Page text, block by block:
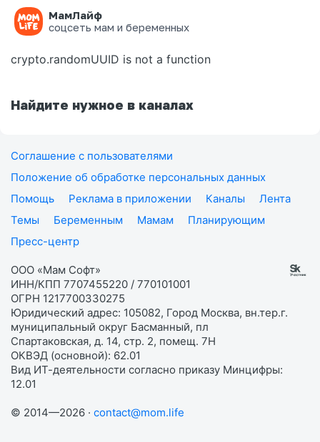
МамЛайф
соцсеть мам и беременных
Ошибка на странице
crypto.randomUUID is not a function
Найдите нужное в каналах
Соглашение с пользователями
Положение об обработке персональных данных
Помощь
Реклама в приложении Каналы
Лента
Темы
Беременным Мамам
Планирующим
Пресс-центр
ООО «Мам Софт»
ИНН/КПП 7707455220 / 770101001
ОГРН 1217700330275
Юридический адрес: 105082, Город Москва, вн.тер.г.
муниципальный округ Басманный, пл
Спартаковская, д. 14, стр. 2, помещ. 7Н
ОКВЭД (основной): 62.01
Вид ИТ-деятельности согласно приказу Минцифры:
12.01
© 2014—2026 · contact@mom.life